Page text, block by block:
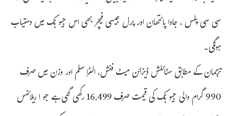
سی سی پلس ، جاوا پائتھان اور پرل جیسی فیچر بھی اس جیو بُک میں دستیاب
ہونگی۔
ترجمان کے مطابق سٹائلش ڈیزائن میٹ فنش، الٹرا سلم اور وزن میں صرف
990 گرام والی جیو بُک کی قیمت صرف 16,499 رکھی گئی ہے جو ا ریلائنس